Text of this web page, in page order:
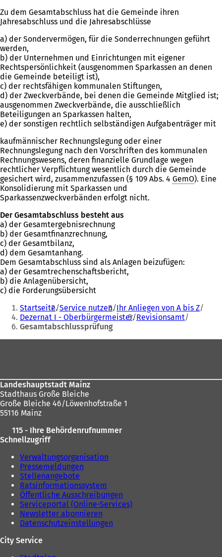
Zu dem Gesamtabschluss hat die Gemeinde ihren
Jahresabschluss und die Jahresabschlüsse
a) der Sondervermögen, für die Sonderrechnungen geführt
werden,
b) der Unternehmen und Einrichtungen mit eigener
Rechtspersönlichkeit (ausgenommen Sparkassen an denen
die Gemeinde beteiligt ist),
c) der rechtsfähigen kommunalen Stiftungen,
d) der Zweckverbände, bei denen die Gemeinde Mitglied ist;
ausgenommen Zweckverbände, die ausschließlich
Beteiligungen an Sparkassen halten,
e) der sonstigen rechtlich selbständigen Aufgabenträger mit
kaufmännischer Rechnungslegung oder einer
Rechnungslegung nach den Vorschriften des kommunalen
Rechnungswesens, deren finanzielle Grundlage wegen
rechtlicher Verpflichtung wesentlich durch die Gemeinde
gesichert wird, zusammenzufassen (§ 109 Abs. 4 GemO). Eine
Konsolidierung mit Sparkassen und
Sparkassenzweckverbänden erfolgt nicht.
Der Gesamtabschluss besteht aus
a) der Gesamtergebnisrechnung
b) der Gesamtfinanzrechnung,
c) der Gesamtbilanz,
d) dem Gesamtanhang.
Dem Gesamtabschluss sind als Anlagen beizufügen:
a) der Gesamtrechenschaftsbericht,
b) die Anlagenübersicht,
c) die Forderungsübersicht
Sie
befinden
sich
hier:
Startseite Service nutzen Ihr Anliegen von A bis Z
Dezernat I - Oberbürgermeister Revisionsamt
Gesamtabschlussprüfung
Landeshauptstadt Mainz
Stadthaus Große Bleiche
Große Bleiche 46/Löwenhofstraße 1
55116 Mainz
115 - Ihre Behördenrufnummer
Schnellzugriff
Verwaltungsorganisation
Pressemeldungen
Stellenangebote
Ratsinformationssystem
Öffentliche Ausschreibungen
Serviceportal (Online-Services)
Newsletter abonnieren
Datenschutzeinstellungen
City Service